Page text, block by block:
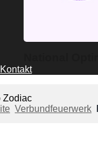
Kontakt
Zodiac
Verbundfeuerwerk